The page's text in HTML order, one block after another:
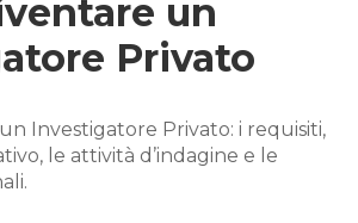
un
Privato
Investigatore Privato: i requisiti,
le attività d’indagine e le